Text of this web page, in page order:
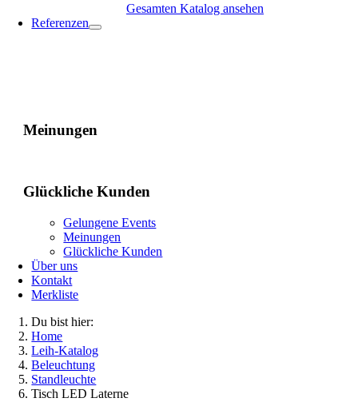
Gesamten Katalog ansehen
Referenzen
Meinungen
Glückliche Kunden
Gelungene Events
Meinungen
Glückliche Kunden
Über uns
Kontakt
Merkliste
Du bist hier:
Home
Leih-Katalog
Beleuchtung
Standleuchte
Tisch LED Laterne